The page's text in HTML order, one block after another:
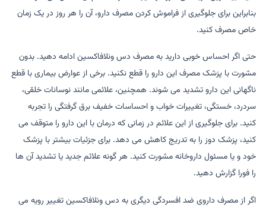
بنابراین برای جلوگیری از فراموش کردن مصرف دارو، آن را هر روز در یک زمان
خاص مصرف کنید.
حتی اگر احساس خوبی دارید به مصرف دس ونلافاکسین ادامه دهید. بدون
مشورت با پزشک مصرف این دارو را قطع نکنید. برخی از عوارض بیماری با قطع
ناگهانی این دارو تشدید می شوند. همچنین، علائمی مانند نوسانات خلقی،
سردرد، خستگی، تغییرات خواب و احساسات خفیف برق گرفتگی را تجربه
کنید. برای جلوگیری از این علائم در زمانی که درمان با این دارو را متوقف می
کنید، پزشک دوز را به تدریج کاهش می دهد. برای جزئیات بیشتر با پزشک
خود و یا مسئول داروخانه مشورت کنید. هر گونه علائم جدید یا تشدید آن ها
را فورا گزارش دهید.
اگر از مصرف داروی ضد افسردگی دیگری به دس ونلافاکسین تغییر رویه می